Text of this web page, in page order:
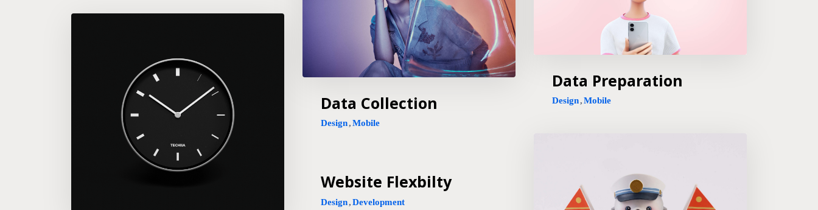
Data Collection
Design,Mobile
Data Preparation
Design,Mobile
Website Flexbilty
Design,Development